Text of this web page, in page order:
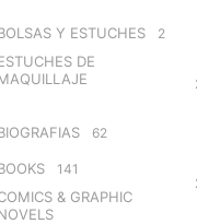
Y ESTUCHES 2
DE
62
141
& GRAPHIC